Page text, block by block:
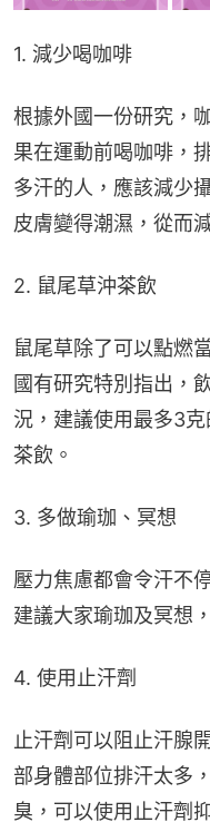
1. 減少喝咖啡
根據外國一份研究，
果在運動前喝咖啡，
多汗的人，應該減少
皮膚變得潮濕，從而
2. 鼠尾草沖茶飲
鼠尾草除了可以點燃
國有研究特別指出，
況，建議使用最多3
茶飲。
3. 多做瑜珈、冥想
壓力焦慮都會令汗不
建議大家瑜珈及冥想
4. 使用止汗劑
止汗劑可以阻止汗腺
部身體部位排汗太多
臭，可以使用止汗劑